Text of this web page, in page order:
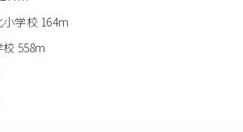
学校 164m
558m